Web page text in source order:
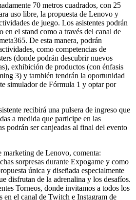
70 metros cuadrados, con 25
uso libre, la propuesta de Lenovo y
de juego. Los asistentes podrán
en el stand como a través del canal de
De esta manera, podrán
como competencias de
(donde podrán descubrir nuevos
exhibición de productos (con énfasis
3) y también tendrán la oportunidad
simulador de Fórmula 1 y optar por
recibirá una pulsera de ingreso que
a medida que participe en las
podrán ser canjeadas al final del evento
marketing de Lenovo, comenta:
sorpresas durante Expogame y como
única y diseñada especialmente
disfrutan de la adrenalina y los desafíos.
Torneos, donde invitamos a todos los
en el canal de Twitch e Instagram de